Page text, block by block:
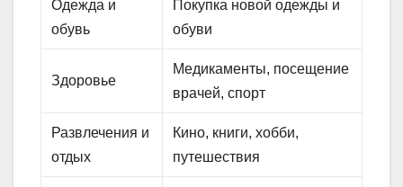
Одежда и
обувь
Покупка новой одежды и
обуви
Здоровье
Медикаменты, посещение
врачей, спорт
Развлечения и
отдых
Кино, книги, хобби,
путешествия